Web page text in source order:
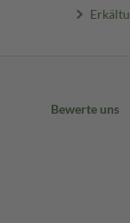
Bewerte uns